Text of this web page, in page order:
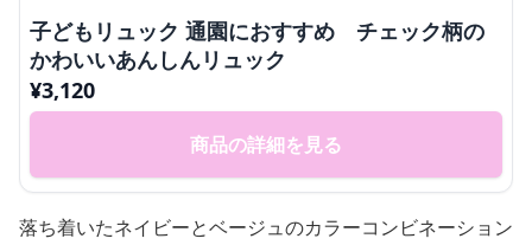
子どもリュック 通園におすすめ チェック柄の
かわいいあんしんリュック
¥3,120
商品の詳細を見る
落ち着いたネイビーとベージュのカラーコンビネーション